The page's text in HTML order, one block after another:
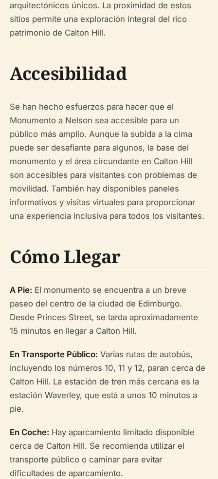
arquitectónicos únicos. La proximidad de estos
sitios permite una exploración integral del rico
patrimonio de Calton Hill.
Accesibilidad
Se han hecho esfuerzos para hacer que el
Monumento a Nelson sea accesible para un
público más amplio. Aunque la subida a la cima
puede ser desafiante para algunos, la base del
monumento y el área circundante en Calton Hill
son accesibles para visitantes con problemas de
movilidad. También hay disponibles paneles
informativos y visitas virtuales para proporcionar
una experiencia inclusiva para todos los visitantes.
Cómo Llegar
A Pie: El monumento se encuentra a un breve
paseo del centro de la ciudad de Edimburgo.
Desde Princes Street, se tarda aproximadamente
15 minutos en llegar a Calton Hill.
En Transporte Público: Varias rutas de autobús,
incluyendo los números 10, 11 y 12, paran cerca de
Calton Hill. La estación de tren más cercana es la
estación Waverley, que está a unos 10 minutos a
pie.
En Coche: Hay aparcamiento limitado disponible
cerca de Calton Hill. Se recomienda utilizar el
transporte público o caminar para evitar
dificultades de aparcamiento.